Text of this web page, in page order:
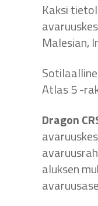
Kaksi
Malesian,
Atlas 5 -
Dragon
aluksen